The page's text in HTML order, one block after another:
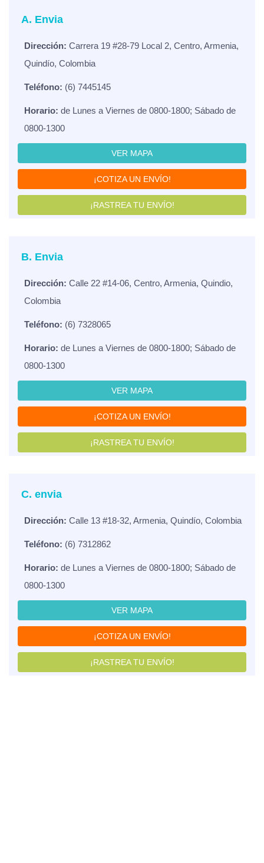
A. Envia
Dirección: Carrera 19 #28-79 Local 2, Centro, Armenia,
Quindío, Colombia
Teléfono: (6) 7445145
Horario: de Lunes a Viernes de 0800-1800; Sábado de
0800-1300
VER MAPA
¡COTIZA UN ENVÍO!
¡RASTREA TU ENVÍO!
B. Envia
Dirección: Calle 22 #14-06, Centro, Armenia, Quindio,
Colombia
Teléfono: (6) 7328065
Horario: de Lunes a Viernes de 0800-1800; Sábado de
0800-1300
VER MAPA
¡COTIZA UN ENVÍO!
¡RASTREA TU ENVÍO!
C. envia
Dirección: Calle 13 #18-32, Armenia, Quindío, Colombia
Teléfono: (6) 7312862
Horario: de Lunes a Viernes de 0800-1800; Sábado de
0800-1300
VER MAPA
¡COTIZA UN ENVÍO!
¡RASTREA TU ENVÍO!